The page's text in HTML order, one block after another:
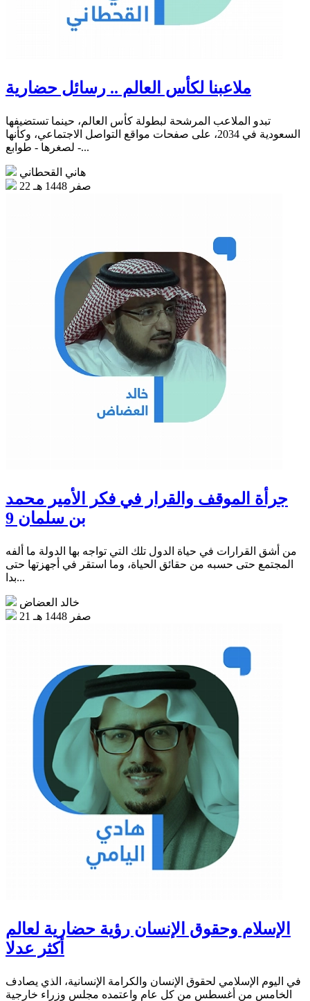
ملاعبنا لكأس العالم .. رسائل حضارية
تبدو الملاعب المرشحة لبطولة كأس العالم، حينما تستضيفها
السعودية في 2034، على صفحات مواقع التواصل الاجتماعي، وكأنها
- لصغرها - طوابع...
هاني القحطاني
22 صفر 1448 هـ
جرأة الموقف والقرار في فكر الأمير محمد
بن سلمان 9
من أشق القرارات في حياة الدول تلك التي تواجه بها الدولة ما ألفه
المجتمع حتى حسبه من حقائق الحياة، وما استقر في أجهزتها حتى
بدا...
خالد العضاض
21 صفر 1448 هـ
الإسلام وحقوق الإنسان رؤية حضارية لعالم
أكثر عدلا
في اليوم الإسلامي لحقوق الإنسان والكرامة الإنسانية، الذي يصادف
الخامس من أغسطس من كل عام واعتمده مجلس وزراء خارجية